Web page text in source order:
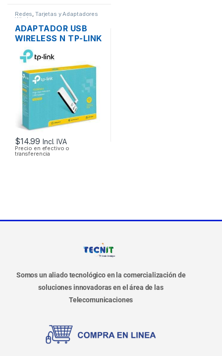
Redes,Tarjetas y Adaptadores
Wireless
ADAPTADOR USB
WIRELESS N TP-LINK
TL-WN722N UNA
ANTENA ALTA
GANANCIA
$14.99 Incl. IVA
Precio en efectivo o
transferencia
Somos un aliado tecnológico en la comercialización de
soluciones innovadoras en el área de las
Telecomunicaciones